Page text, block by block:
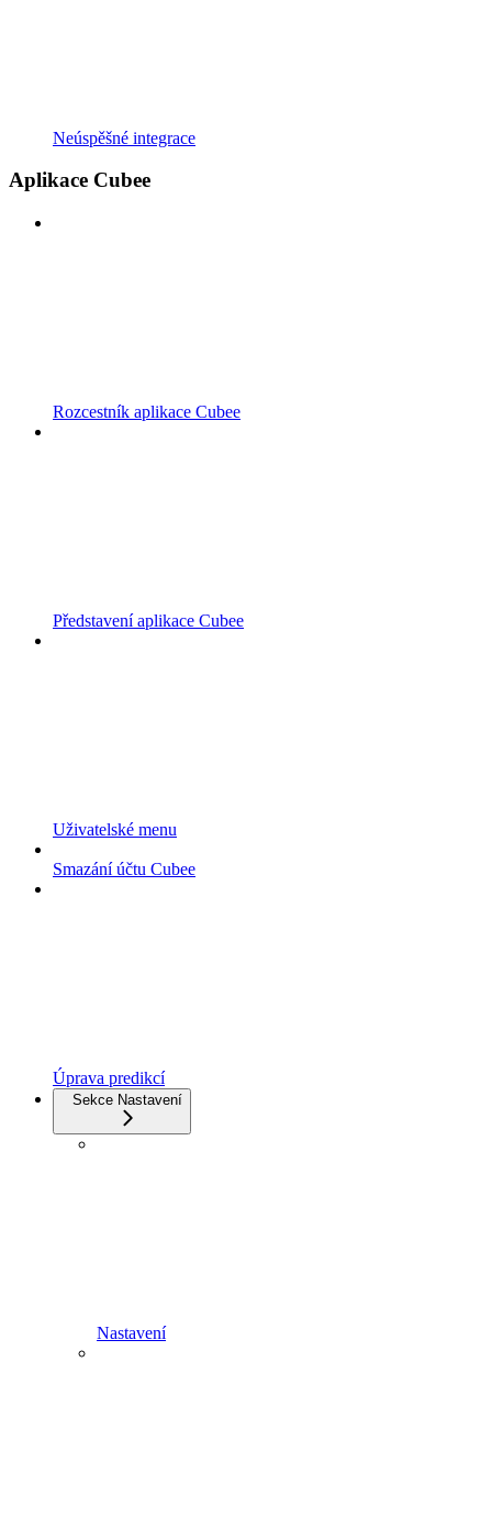
Neúspěšné integrace
Aplikace Cubee
Rozcestník aplikace Cubee
Představení aplikace Cubee
Uživatelské menu
Smazání účtu Cubee
Úprava predikcí
Sekce Nastavení
Nastavení